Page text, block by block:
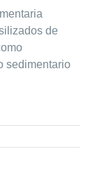
de
sedimentario